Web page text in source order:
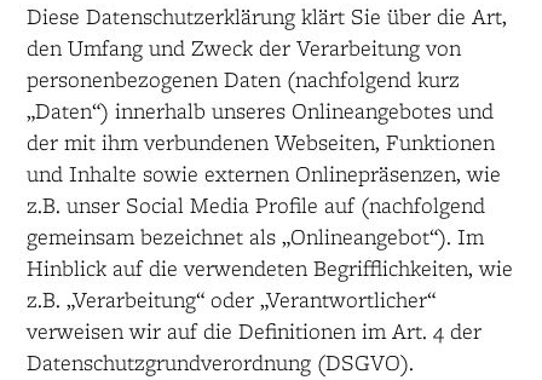
Diese Datenschutzerklärung klärt Sie über die Art,
den Umfang und Zweck der Verarbeitung von
personenbezogenen Daten (nachfolgend kurz
„Daten“) innerhalb unseres Onlineangebotes und
der mit ihm verbundenen Webseiten, Funktionen
und Inhalte sowie externen Onlinepräsenzen, wie
z.B. unser Social Media Profile auf (nachfolgend
gemeinsam bezeichnet als „Onlineangebot“). Im
Hinblick auf die verwendeten Begrifflichkeiten, wie
z.B. „Verarbeitung“ oder „Verantwortlicher“
verweisen wir auf die Definitionen im Art. 4 der
Datenschutzgrundverordnung (DSGVO).